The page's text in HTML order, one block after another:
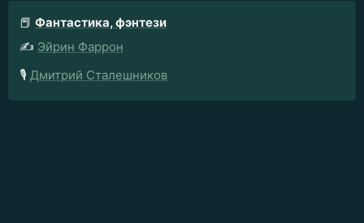
📕 Фантастика, фэнтези
✍️ Эйрин Фаррон
🎙️ Дмитрий Сталешников